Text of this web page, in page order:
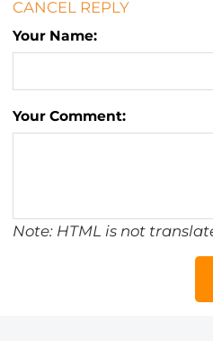
CANCEL REPLY
Your Name:
Your Comment:
Note: HTML is not